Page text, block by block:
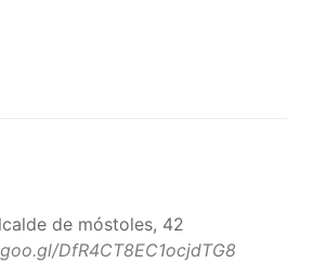
de móstoles, 42
DfR4CT8EC1ocjdTG8